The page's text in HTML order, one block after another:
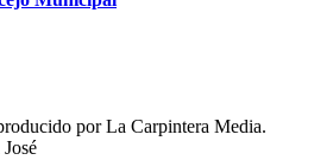
por La Carpintera Media.